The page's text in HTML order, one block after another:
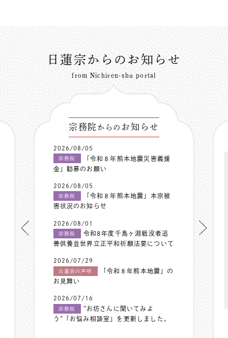
日蓮宗からのお知らせ
from Nichiren-shu portal
宗務院 からの お知らせ
2026/08/05
宗務院
「令和８年熊本地震災害義援
金」勧募のお願い
2026/08/05
宗務院
「令和８年熊本地震」本宗被
害状況のお知らせ
2026/08/01
宗務院
令和8年度千鳥ヶ淵戦没者追
善供養並世界立正平和祈願法要について
2026/07/29
日蓮宗の声明
「令和８年熊本地震」の
お見舞い
2026/07/16
宗務院
”お坊さんに聞いてみよ
う”「お悩み相談室」を更新しました。